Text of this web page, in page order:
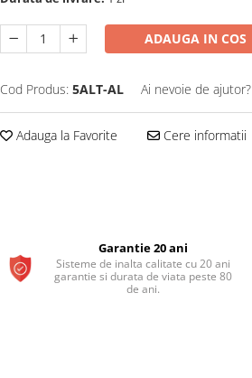
ADAUGA IN COS
Cod Produs: 5ALT-AL Ai nevoie de ajutor?
Adauga la Favorite Cere informatii
Garantie 20 ani
Sisteme de inalta calitate cu 20 ani
garantie si durata de viata peste 80
de ani.